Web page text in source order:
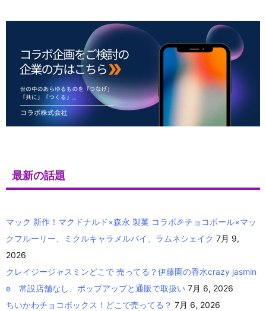
最新の話題
マック 新作！マクドナルド×森永 製菓 コラボ🎉チョコボール×マッ
クフルーリー、ミクルキャラメルパイ、ラムネシェイク 7月 9,
2026
クレイジージャスミンどこで 売ってる？伊藤園の香水crazy jasmin
e 常設店舗なし、ポップアップと通販で取扱い 7月 6, 2026
ちいかわチョコボックス！どこで売ってる？ 7月 6, 2026